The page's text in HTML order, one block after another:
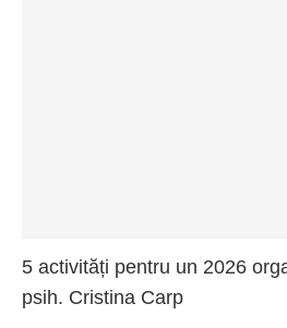
5 activități pentru un 2026
psih. Cristina Carp